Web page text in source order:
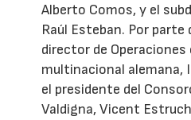
Alberto Comos, y el
Raúl Esteban. Por parte
director de Operaciones
multinacional alemana,
el presidente del
Valdigna, Vicent